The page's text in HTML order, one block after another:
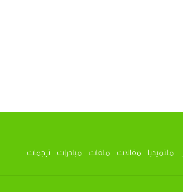
ملتميديا مقالات ملفات مبادرات ترجمات